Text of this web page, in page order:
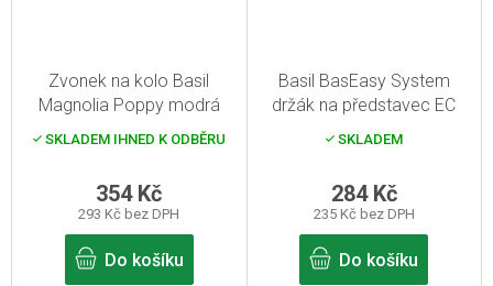
Zvonek na kolo Basil
Magnolia Poppy modrá
SKLADEM IHNED K ODBĚRU
293 Kč bez DPH
354 Kč
Do košíku
Basil BasEasy System
držák na představec EC
černá
SKLADEM
235 Kč bez DPH
284 Kč
Do košíku